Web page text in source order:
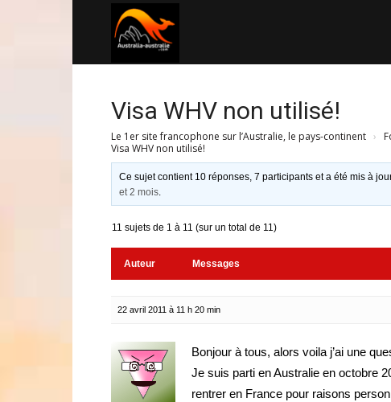
Visa WHV non utilisé!
Le 1er site francophone sur l’Australie, le pays-continent ›
Visa WHV non utilisé!
Ce sujet contient 10 réponses, 7 participants et a été mis à
et 2 mois.
11 sujets de 1 à 11 (sur un total de 11)
Auteur Messages
22 avril 2011 à 11 h 20 min
Bonjour à tous, alors voila j’ai une
Je suis parti en Australie en octobre
rentrer en France pour raisons